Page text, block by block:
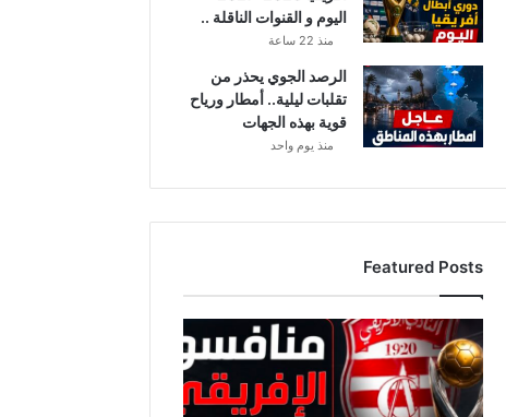
اليوم و القنوات الناقلة ..
منذ 22 ساعة
الرصد الجوي يحذر من
تقلبات ليلية.. أمطار ورياح
قوية بهذه الجهات
منذ يوم واحد
Featured Posts
قائمة
منافسي
النادي
الإفريقي